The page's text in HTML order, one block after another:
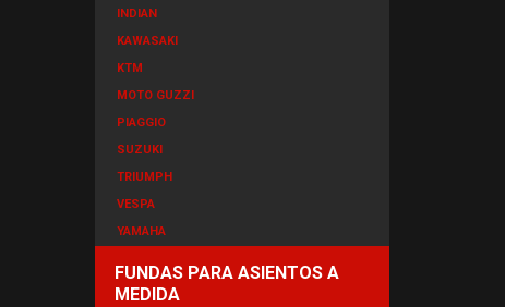
INDIAN
KAWASAKI
KTM
MOTO GUZZI
PIAGGIO
SUZUKI
TRIUMPH
VESPA
YAMAHA
FUNDAS PARA ASIENTOS A
MEDIDA